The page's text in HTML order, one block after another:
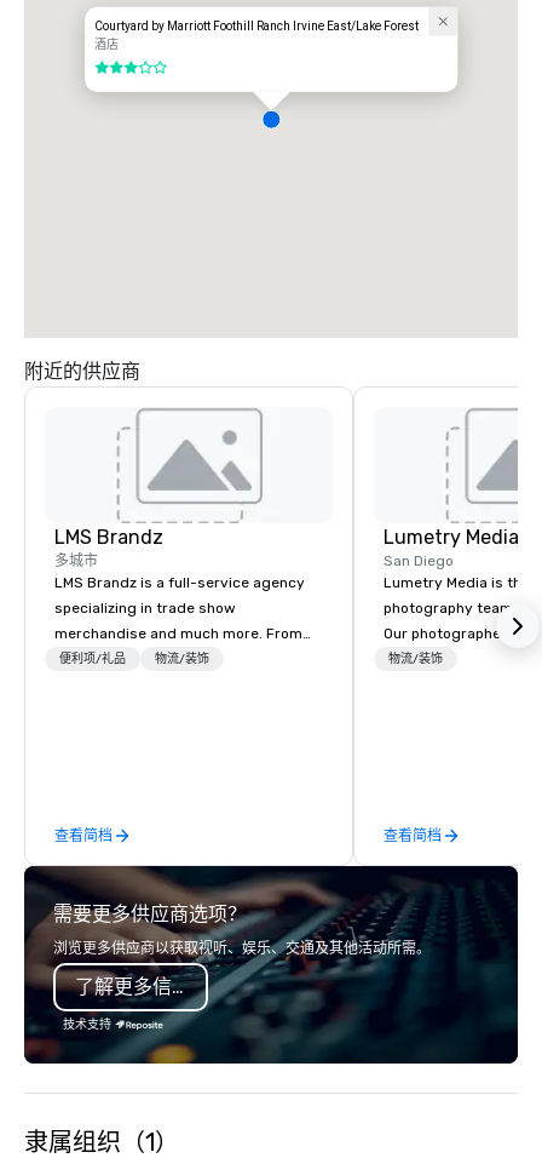
Courtyard by Marriott Foothill Ranch Irvine East/Lake Forest
酒店
3/5
附近的供应商
LMS Brandz
多城市
LMS Brandz is a full-service agency
specializing in trade show
merchandise and much more. From
booth giveaways and branded apparel
years of industry experience and
commitment to exceptional customer
service set us apart. We deliver
smart, reliable solutions designed to
make the end-user experience
seamless from start to finish. We are
also a certified WOSB.
便利项/礼品 物流/装饰
查看简档
Lumetry Media
San Diego
Lumetry Media is the
photography team
Our photographers
beautiful images but
物流/装饰
查看简档
需要更多供应商选项？
浏览更多供应商以获取视听、娱乐、交通及其他活动所需。
了解更多信息
技术支持
隶属组织（1）